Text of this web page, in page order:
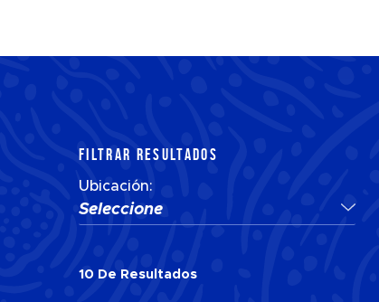
FILTRAR RESULTADOS
Ubicación:
Seleccione
10 De Resultados